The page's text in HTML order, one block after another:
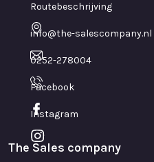
Routebeschrijving
info@the-salescompany.nl
0252-278004
Facebook
Instagram
The Sales company